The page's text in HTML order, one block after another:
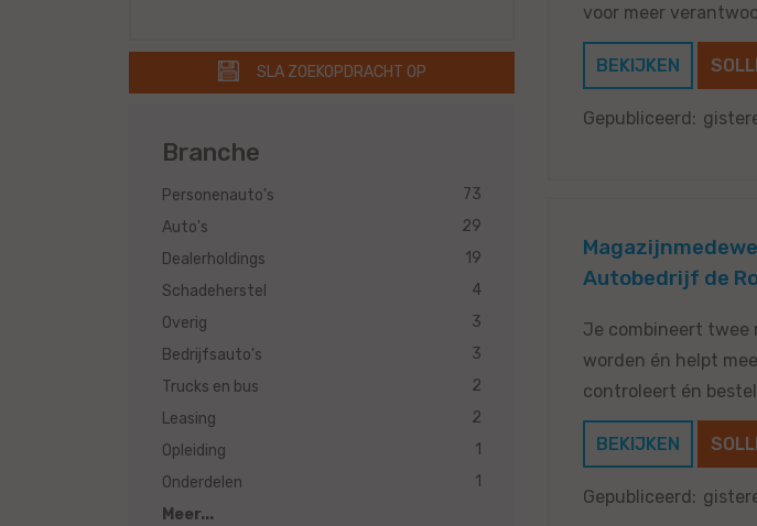
voor meer
BEKIJKEN
Gepubliceerd:
Autobedrijf de
Je combineert twee
worden én helpt
controleert én
BEKIJKEN
Gepubliceerd:
SLA ZOEKOPDRACHT OP
Branche
Personenauto's
73
Auto's
29
Dealerholdings
19
Schadeherstel
4
Overig
3
Bedrijfsauto's
3
Trucks en bus
2
Leasing
2
Opleiding
1
Onderdelen
1
Meer...